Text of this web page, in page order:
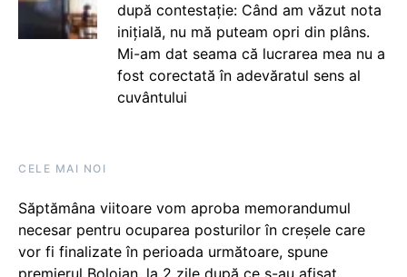
după contestație: Când am văzut nota
inițială, nu mă puteam opri din plâns.
Mi-am dat seama că lucrarea mea nu a
fost corectată în adevăratul sens al
cuvântului
CELE MAI NOI
Săptămâna viitoare vom aproba memorandumul
necesar pentru ocuparea posturilor în creșele care
vor fi finalizate în perioada următoare, spune
premierul Bolojan, la 2 zile după ce s-au afișat